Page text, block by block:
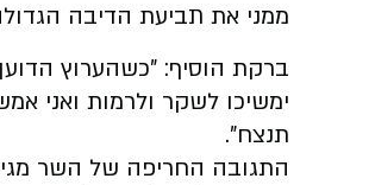
ממני את תביעת הדיבה
ברקת הוסיף: "כשהערוץ
תנצח".